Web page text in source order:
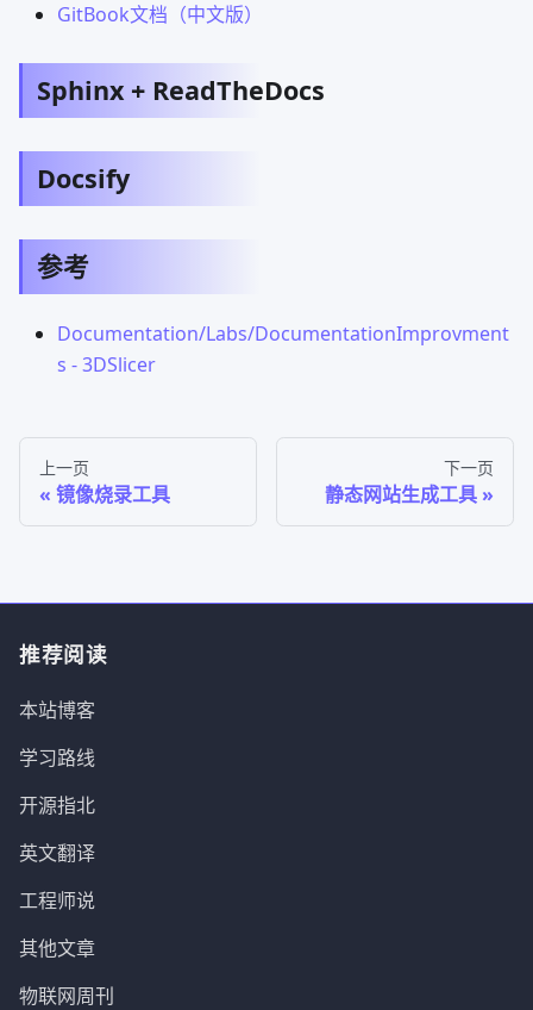
GitBook文档（中文版）
Sphinx + ReadTheDocs
Docsify
参考
Documentation/Labs/DocumentationImprovment
s - 3DSlicer
上一页
镜像烧录工具
下一页
静态网站生成工具
推荐阅读
本站博客
学习路线
开源指北
英文翻译
工程师说
其他文章
物联网周刊